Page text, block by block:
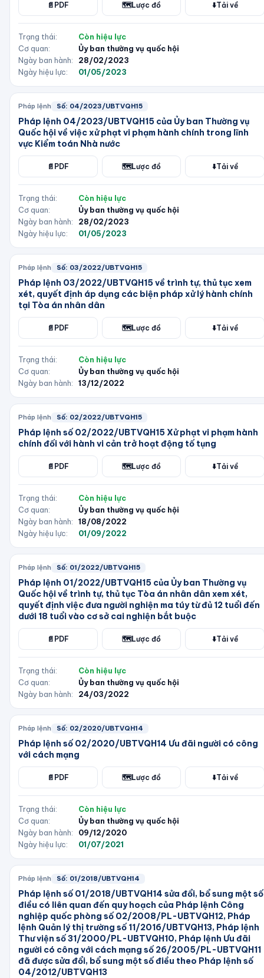
📄 PDF 🗺️Lược đồ ⬇️Tải về
Trạng thái:
Còn hiệu lực
Cơ quan:
Ủy ban thường vụ quốc hội
Ngày ban hành:
28/02/2023
Ngày hiệu lực:
01/05/2023
Pháp lệnh Số: 04/2023/UBTVQH15
Pháp lệnh 04/2023/UBTVQH15 của Ủy ban Thường vụ
Quốc hội về việc xử phạt vi phạm hành chính trong lĩnh
vực Kiểm toán Nhà nước
📄 PDF 🗺️Lược đồ ⬇️Tải về
Trạng thái:
Còn hiệu lực
Cơ quan:
Ủy ban thường vụ quốc hội
Ngày ban hành:
28/02/2023
Ngày hiệu lực:
01/05/2023
Pháp lệnh Số: 03/2022/UBTVQH15
Pháp lệnh 03/2022/UBTVQH15 về trình tự, thủ tục xem
xét, quyết định áp dụng các biện pháp xử lý hành chính
tại Tòa án nhân dân
📄 PDF 🗺️Lược đồ ⬇️Tải về
Trạng thái:
Còn hiệu lực
Cơ quan:
Ủy ban thường vụ quốc hội
Ngày ban hành:
13/12/2022
Pháp lệnh Số: 02/2022/UBTVQH15
Pháp lệnh số 02/2022/UBTVQH15 Xử phạt vi phạm hành
chính đối với hành vi cản trở hoạt động tố tụng
📄 PDF 🗺️Lược đồ ⬇️Tải về
Trạng thái:
Còn hiệu lực
Cơ quan:
Ủy ban thường vụ quốc hội
Ngày ban hành:
18/08/2022
Ngày hiệu lực:
01/09/2022
Pháp lệnh Số: 01/2022/UBTVQH15
Pháp lệnh 01/2022/UBTVQH15 của Ủy ban Thường vụ
Quốc hội về trình tự, thủ tục Tòa án nhân dân xem xét,
quyết định việc đưa người nghiện ma túy từ đủ 12 tuổi đến
dưới 18 tuổi vào cơ sở cai nghiện bắt buộc
📄 PDF 🗺️Lược đồ ⬇️Tải về
Trạng thái:
Còn hiệu lực
Cơ quan:
Ủy ban thường vụ quốc hội
Ngày ban hành:
24/03/2022
Pháp lệnh Số: 02/2020/UBTVQH14
Pháp lệnh số 02/2020/UBTVQH14 Ưu đãi người có công
với cách mạng
📄 PDF 🗺️Lược đồ ⬇️Tải về
Trạng thái:
Còn hiệu lực
Cơ quan:
Ủy ban thường vụ quốc hội
Ngày ban hành:
09/12/2020
Ngày hiệu lực:
01/07/2021
Pháp lệnh Số: 01/2018/UBTVQH14
Pháp lệnh số 01/2018/UBTVQH14 sửa đổi, bổ sung một số
điều có liên quan đến quy hoạch của Pháp lệnh Công
nghiệp quốc phòng số 02/2008/PL-UBTVQH12, Pháp
lệnh Quản lý thị trường số 11/2016/UBTVQH13, Pháp lệnh
Thư viện số 31/2000/PL-UBTVQH10, Pháp lệnh Ưu đãi
người có công với cách mạng số 26/2005/PL-UBTVQH11
đã được sửa đổi, bổ sung một số điều theo Pháp lệnh số
04/2012/UBTVQH13